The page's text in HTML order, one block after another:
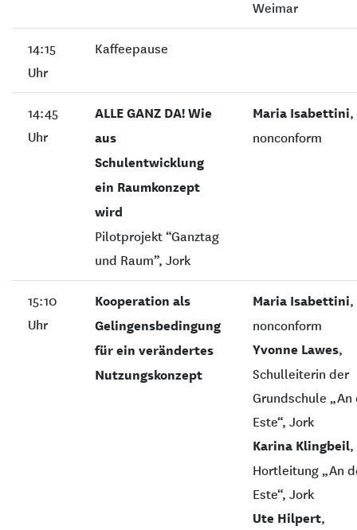
Weimar
14:15
Uhr
Kaffeepause
14:45
Uhr
ALLE GANZ DA! Wie
aus
Schulentwicklung
ein Raumkonzept
wird
Pilotprojekt “Ganztag
und Raum”, Jork
Maria Isabettini,
nonconform
15:10
Uhr
Kooperation als
Gelingensbedingung
für ein verändertes
Nutzungskonzept
Maria Isabettini,
nonconform
Yvonne Lawes,
Schulleiterin der
Grundschule „An
Este“, Jork
Karina Klingbeil,
Hortleitung „An
Este“, Jork
Ute Hilpert,